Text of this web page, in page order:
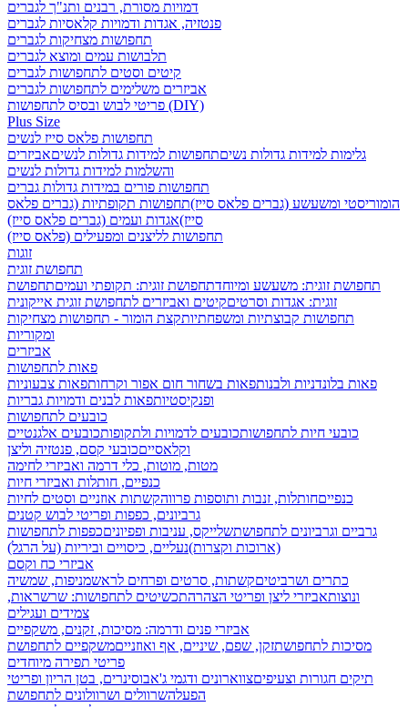
דמויות מסורת, רבנים ותנ"ך לגברים
פנטזיה, אגדות ודמויות קלאסיות לגברים
תחפושות מצחיקות לגברים
תלבושות עמים ומוצא לגברים
קיטים וסטים לתחפושות לגברים
אביזרים משלימים לתחפושות לגברים
פריטי לבוש ובסיס לתחפושות (DIY)
Plus Size
תחפושות פלאס סייז לנשים
גלימות למידות גדולות נשיםתחפושות למידות גדולות לנשיםאביזרים
והשלמות למידות גדולות לנשים
תחפושות פורים במידות גדולות גברים
הומוריסטי ומשעשע (גברים פלאס סייז)תחפושות תקופתיות (גברים פלאס
סייז)אגדות ועמים (גברים פלאס סייז)
תחפושות לליצנים ומפעילים (פלאס סייז)
זוגות
תחפושת זוגית
תחפושת זוגית: משעשע ומיוחדתחפושת זוגית: תקופתי ועמיםתחפושת
זוגית: אגדות וסרטיםקיטים ואביזרים לתחפושת זוגית אייקונית
תחפושות קבוצתיות ומשפחתיותקצת הומור - תחפושות מצחיקות
ומקוריות
אביזרים
פאות לתחפושות
פאות בלונדניות ולבנותפאות בשחור חום אפור וקרחותפאות צבעוניות
ופנקיסטיותפאות לבנים ודמויות גבריות
כובעים לתחפושות
כובעי חיות לתחפושותכובעים לדמויות ולתקופותכובעים אלגנטיים
וקלאסייםכובעי קסם, פנטזיה וליצן
מטות, מוטות, כלי דרמה ואביזרי לחימה
כנפיים, חותלות ואביזרי חיות
כנפייםחותלות, זנבות ותוספות פרווהקשתות אוזניים וסטים לחיות
גרביונים, כפפות ופריטי לבוש קטנים
גרביים וגרביונים לתחפושתשלייקס, עניבות ופפיוניםכפפות לתחפושות
(ארוכות וקצרות)נעליים, כיסויים וביריות (על הרגל)
אביזרי כח וקסם
כתרים ושרביטיםקשתות, סרטים ופרחים לראשמניפות, שמשיה
ונוצותאביזרי ליצן ופריטי הצהרהתכשיטים לתחפושות: שרשראות,
צמידים ועגילים
אביזרי פנים ודרמה: מסיכות, זקנים, משקפיים
מסיכות לתחפושתזקן, שפם, שיניים, אף ואוזנייםמשקפיים לתחפושת
פריטי תפירה מיוחדים
תיקים חגורות וצעיפיםצווארונים ודגמי ג'אבוסינרים, בטן הריון ופריטי
הפעלהשרוולים ושרוולונים לתחפושת